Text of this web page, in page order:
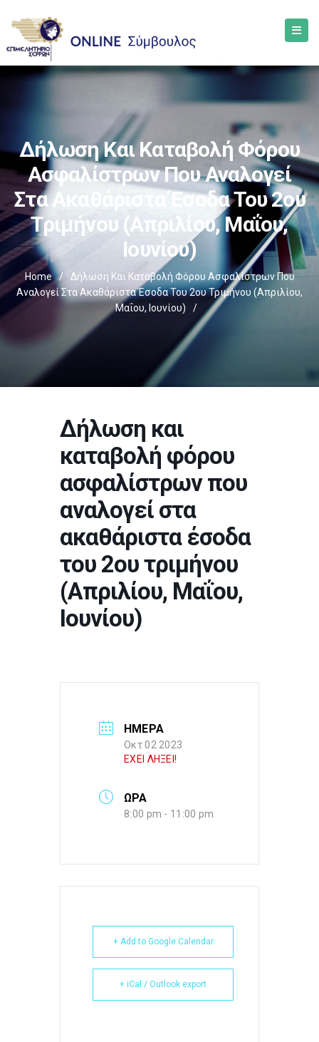
Δήλωση Και Καταβολή Φόρου
Ασφαλίστρων Που Αναλογεί
Στα Ακαθάριστα Έσοδα Του 2ου
Τριμήνου (Απριλίου, Μαΐου,
Ιουνίου)
Home /
Δήλωση Και Καταβολή Φόρου Ασφαλίστρων Που
Αναλογεί Στα Ακαθάριστα Έσοδα Του 2ου Τριμήνου (Απριλίου,
Μαΐου, Ιουνίου)
/
Δήλωση και
καταβολή φόρου
ασφαλίστρων που
αναλογεί στα
ακαθάριστα έσοδα
του 2ου τριμήνου
(Απριλίου, Μαΐου,
Ιουνίου)
ΗΜΕΡΑ
Οκτ 02 2023
ΕΧΕΙ ΛΗΞΕΙ!
ΩΡΑ
8:00 pm - 11:00 pm
+ Add to Google Calendar
+ iCal / Outlook export